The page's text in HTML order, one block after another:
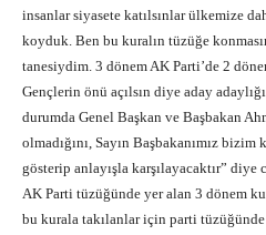
insanlar siyasete katılsınlar ülkemize
koyduk. Ben bu kuralın tüzüğe
tanesiydim. 3 dönem AK Parti’de 2
Gençlerin önü açılsın diye aday
durumda Genel Başkan ve Başbakan
olmadığını, Sayın Başbakanımız
gösterip anlayışla karşılayacaktır” diye
AK Parti tüzüğünde yer alan 3 dönem
bu kurala takılanlar için parti